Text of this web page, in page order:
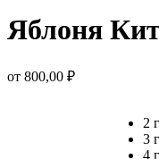
Яблоня
от 800,00 ₽
2
3
4